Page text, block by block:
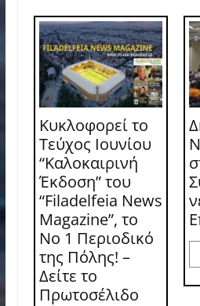
Κυκλοφορεί το
Τεύχος Ιουνίου
“Καλοκαιρινή
Έκδοση” του
“Filadelfeia News
Magazine”, το
Νο 1 Περιοδικό
της Πόλης! –
Δείτε το
Πρωτοσέλιδο